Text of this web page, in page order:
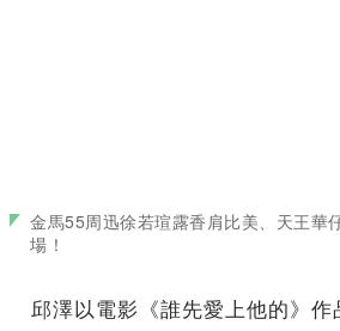
金馬55周迅徐若瑄露香肩比美、天王華
場！
邱澤以電影《誰先愛上他的》